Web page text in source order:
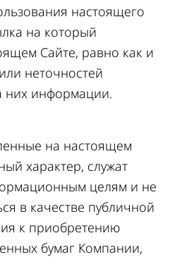
настоящего
на который
Сайте, равно как и
неточностей
них информации.
на настоящем
характер, служат
целям и не
в качестве публичной
к приобретению
бумаг Компании,